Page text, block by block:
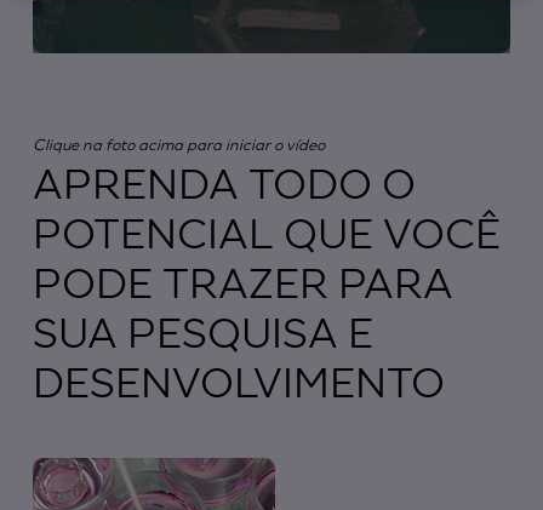
Clique na foto acima para iniciar o vídeo
APRENDA TODO O
POTENCIAL QUE VOCÊ
PODE TRAZER PARA
SUA PESQUISA E
DESENVOLVIMENTO